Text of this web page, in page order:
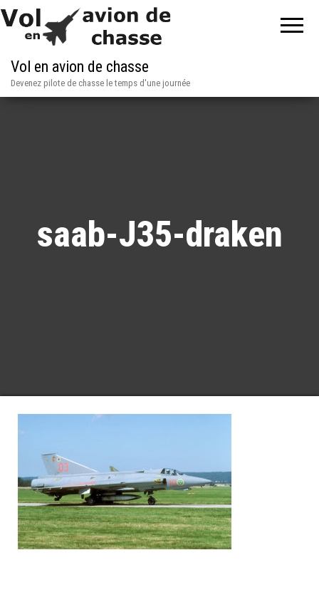
Vol en avion de chasse
Devenez pilote de chasse le temps d'une journée
saab-J35-draken